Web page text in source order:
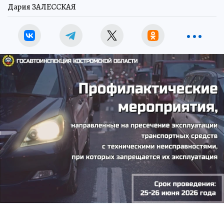
Дария ЗАЛЕССКАЯ